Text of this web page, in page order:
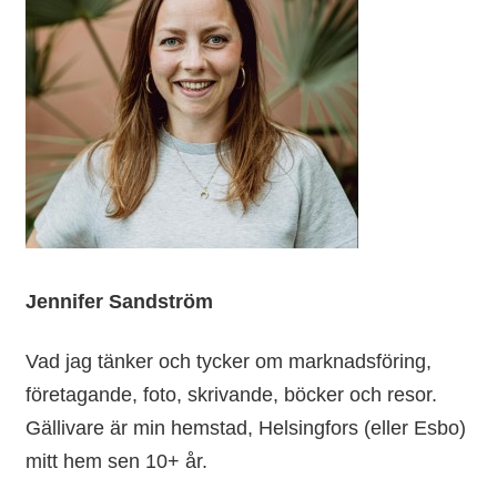
Jennifer Sandström
Vad jag tänker och tycker om marknadsföring,
företagande, foto, skrivande, böcker och resor.
Gällivare är min hemstad, Helsingfors (eller Esbo)
mitt hem sen 10+ år.